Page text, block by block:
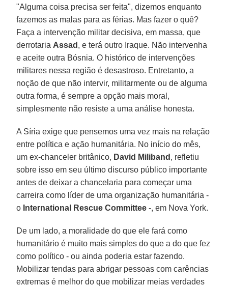
"Alguma coisa precisa ser feita", dizemos enquanto
fazemos as malas para as férias. Mas fazer o quê?
Faça a intervenção militar decisiva, em massa, que
derrotaria Assad , e terá outro Iraque. Não intervenha
e aceite outra Bósnia. O histórico de intervenções
militares nessa região é desastroso. Entretanto, a
noção de que não intervir, militarmente ou de alguma
outra forma, é sempre a opção mais moral,
simplesmente não resiste a uma análise honesta.
A Síria exige que pensemos uma vez mais na relação
entre política e ação humanitária. No início do mês,
um ex-chanceler britânico, David Miliband , refletiu
sobre isso em seu último discurso público importante
antes de deixar a chancelaria para começar uma
carreira como líder de uma organização humanitária -
o International Rescue Committee -, em Nova York.
De um lado, a moralidade do que ele fará como
humanitário é muito mais simples do que a do que fez
como político - ou ainda poderia estar fazendo.
Mobilizar tendas para abrigar pessoas com carências
extremas é melhor do que mobilizar meias verdades